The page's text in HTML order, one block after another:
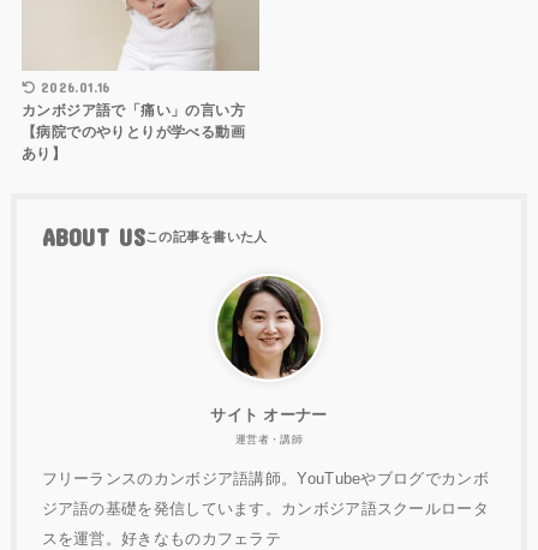
2026.01.16
カンボジア語で「痛い」の言い方
【病院でのやりとりが学べる動画
あり】
ABOUT US
サイト オーナー
運営者・講師
フリーランスのカンボジア語講師。YouTubeやブログでカンボ
ジア語の基礎を発信しています。カンボジア語スクールロータ
スを運営。好きなものカフェラテ